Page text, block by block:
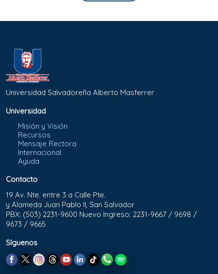
Universidad Salvadoreña Alberto Masferrer
Universidad
Misión y Visión
Recursos
Mensaje Rectora
Internacional
Ayuda
Contacto
19 Av. Nte. entre 3 a Calle Pte.
y Alameda Juan Pablo II, San Salvador
PBX: (503) 2231-9600 Nuevo Ingreso: 2231-9667 / 9698 /
9673 / 9665
Síguenos